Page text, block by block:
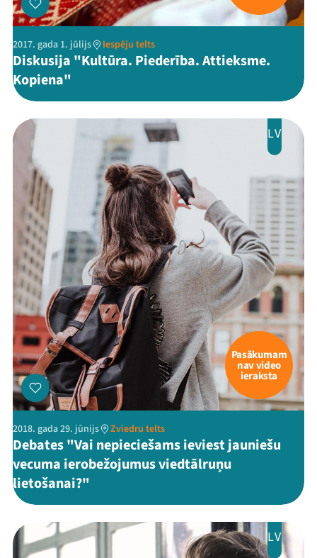
2017. gada 1. jūlijs Iespēju telts
Diskusija "Kultūra. Piederība. Attieksme.
Kopiena"
LV
Pasākumam
nav video
ieraksta
2018. gada 29. jūnijs Zviedru telts
Debates "Vai nepieciešams ieviest jauniešu
vecuma ierobežojumus viedtālruņu
lietošanai?"
LV